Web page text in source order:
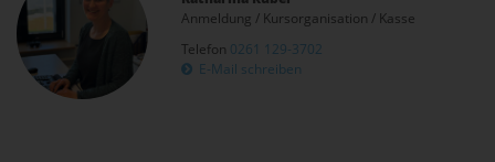
Anmeldung / Kursorganisation / Kasse
Telefon 0261 129-3702
E-Mail schreiben